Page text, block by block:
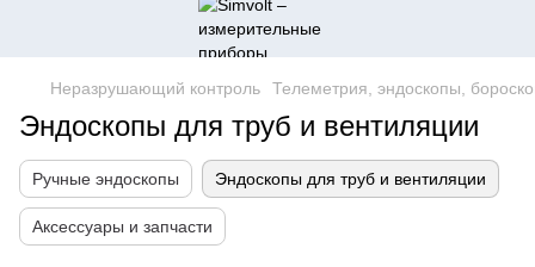
Неразрушающий контроль Телеметрия, эндоскопы,
Эндоскопы для труб и вентиляции
Ручные эндоскопы Эндоскопы для труб и вентиляции
Аксессуары и запчасти